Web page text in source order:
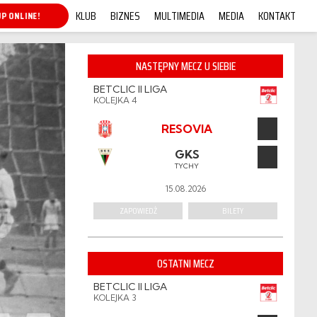
ONLINE! KLUB BIZNES MULTIMEDIA MEDIA KONTAKT
NASTĘPNY MECZ U SIEBIE
BETCLIC II LIGA
KOLEJKA 4
RESOVIA
GKS
TYCHY
15.08.2026
ZAPOWIEDŹ BILETY
OSTATNI MECZ
BETCLIC II LIGA
KOLEJKA 3